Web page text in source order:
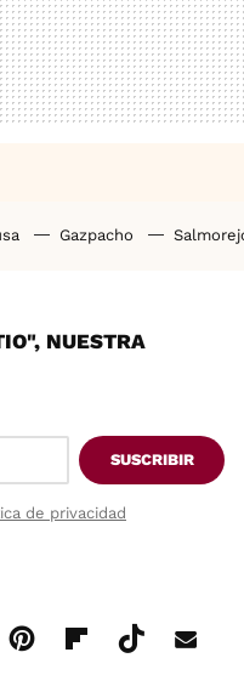
Gazpacho
NUESTRA
SUSCRIBIR
de privacidad